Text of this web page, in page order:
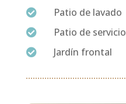
 Patio de lavado
 Patio de servicio
 Jardín frontal